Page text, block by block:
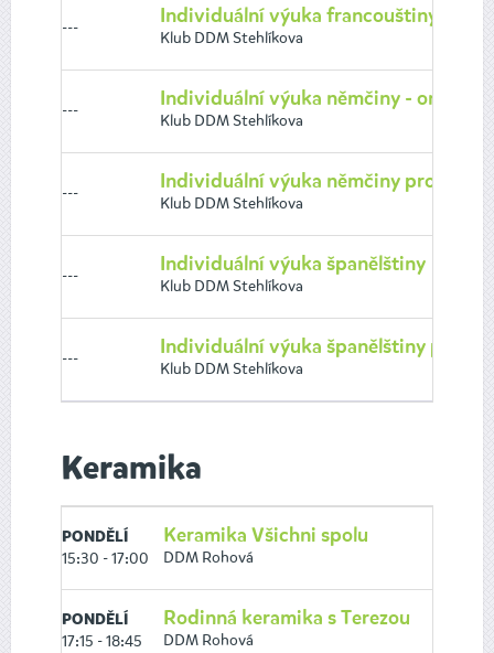
---
Individuální výuka francouštiny pro
Klub DDM Stehlíkova
---
Individuální výuka němčiny - online
Klub DDM Stehlíkova
---
Individuální výuka němčiny pro
Klub DDM Stehlíkova
---
Individuální výuka španělštiny
Klub DDM Stehlíkova
---
Individuální výuka španělštiny pro
Klub DDM Stehlíkova
Keramika
PONDĚLÍ
15:30 - 17:00
Keramika Všichni spolu
DDM Rohová
PONDĚLÍ
17:15 - 18:45
Rodinná keramika s Terezou
DDM Rohová